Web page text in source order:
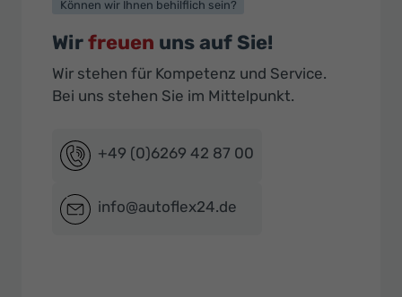
Können wir Ihnen behilflich sein?
Wirfreuen uns auf Sie!
Wir stehen für Kompetenz und Service.
Bei uns stehen Sie im Mittelpunkt.
+49 (0)6269 42 87 00
info@autoflex24.de